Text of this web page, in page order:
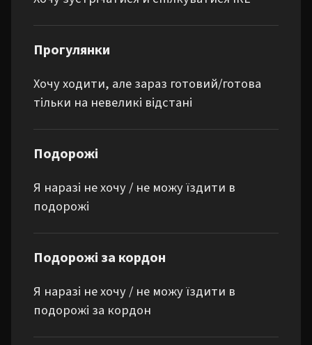
Прогулянки
Хочу ходити, але зараз готовий/готова
тільки на невеликі відстані
Подорожі
Я наразі не хочу / не можу їздити в
подорожі
Подорожі за кордон
Я наразі не хочу / не можу їздити в
подорожі за кордон